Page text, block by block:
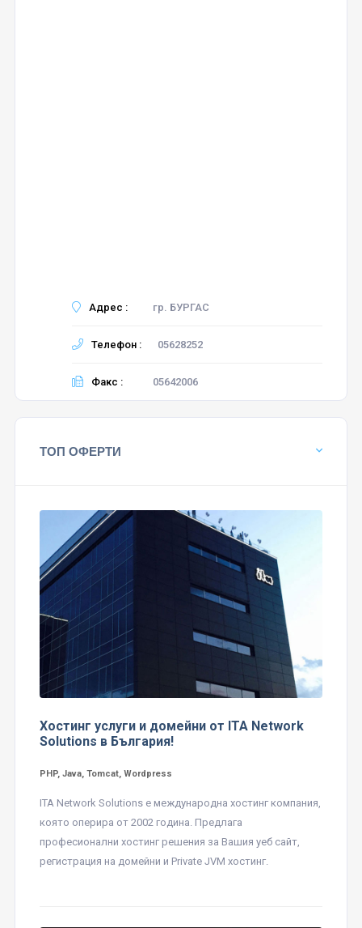
Адрес : гр. БУРГАС
Телефон : 05628252
Факс : 05642006
ТОП ОФЕРТИ
Хостинг услуги и домейни от ITA Network
Solutions в България!
PHP, Java, Tomcat, Wordpress
ITA Network Solutions е международна хостинг компания,
която оперира от 2002 година. Предлага
професионални хостинг решения за Вашия уеб сайт,
регистрация на домейни и Private JVM хостинг.